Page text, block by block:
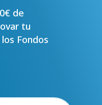
de
tu
Fondos